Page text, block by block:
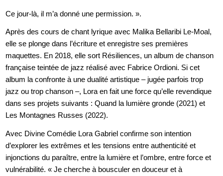
Ce jour-là, il m’a donné une permission. ».
Après des cours de chant lyrique avec Malika Bellaribi Le-Moal,
elle se plonge dans l’écriture et enregistre ses premières
maquettes. En 2018, elle sort Résiliences, un album de chanson
française teintée de jazz réalisé avec Fabrice Ordioni. Si cet
album la confronte à une dualité artistique – jugée parfois trop
jazz ou trop chanson –, Lora en fait une force qu’elle revendique
dans ses projets suivants : Quand la lumière gronde (2021) et
Les Montagnes Russes (2022).
Avec Divine Comédie Lora Gabriel confirme son intention
d’explorer les extrêmes et les tensions entre authenticité et
injonctions du paraître, entre la lumière et l’ombre, entre force et
vulnérabilité. « Je cherche à bousculer en douceur et à